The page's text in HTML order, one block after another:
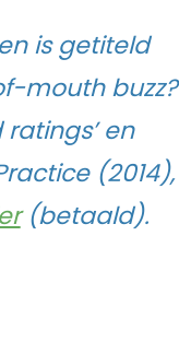
is getiteld
mouth buzz?
en
(2014),
(betaald).